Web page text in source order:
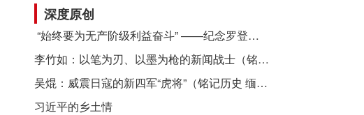
深度原创
​ “始终要为无产阶级利益奋斗” ——纪念罗登贤同志诞辰120周年
李竹如：以笔为刃、以墨为枪的新闻战士（铭记历史 缅怀先烈·抗日英雄）
吴焜：威震日寇的新四军“虎将”（铭记历史 缅怀先烈·抗日英雄）
习近平的乡土情